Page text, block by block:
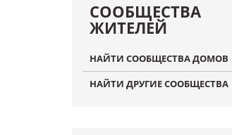
СООБЩЕСТВА
ЖИТЕЛЕЙ
НАЙТИ СООБЩЕСТВА ДОМОВ
НАЙТИ ДРУГИЕ СООБЩЕСТВА